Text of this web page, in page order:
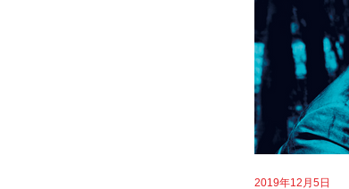
2019年12月5日